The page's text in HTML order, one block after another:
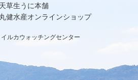
天草生うに本舗
丸健水産オンラインショップ
ルカウォッチングセンター